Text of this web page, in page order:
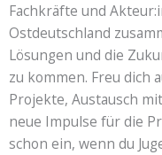
Fachkräfte und
Ostdeutschland
Lösungen und die
zu kommen. Freu dich
Projekte, Austausch
neue Impulse für die
schon ein, wenn du